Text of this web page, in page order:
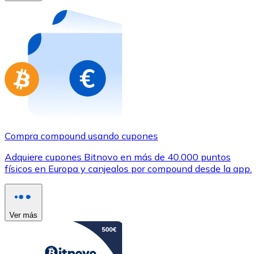
Compra tarjetas regalo de tus marcas favoritas con
Ir a la tienda de tarjetas regalo
Compra compound usando cupones
Adquiere cupones Bitnovo en más de 40.000 puntos
físicos en Europa y canjealos por compound desde la app.
Ver más